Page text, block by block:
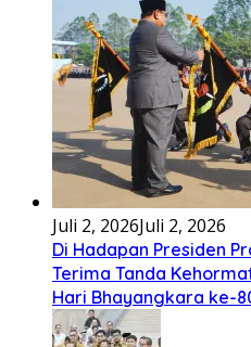
Bembambörö dödöu he
khöuMeinötö niowalu,